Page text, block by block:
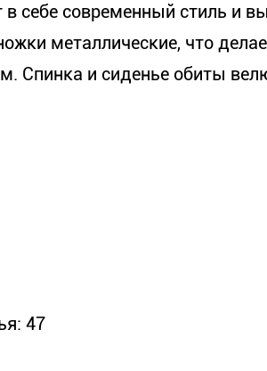
в себе современный стиль и
металлические, что
Спинка и сиденье обиты
47